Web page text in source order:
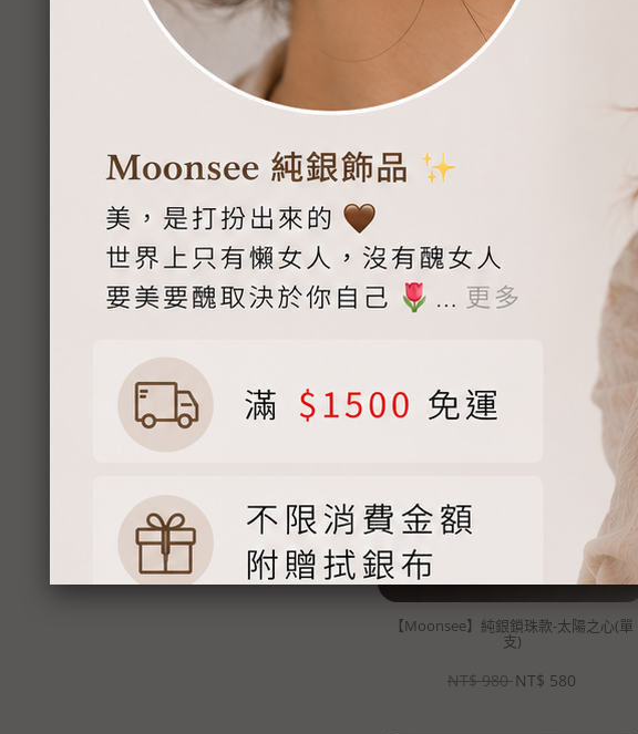
880
【Moonsee】純銀鎖珠款-太陽之心(單
支)
NT$ 980 NT$ 580